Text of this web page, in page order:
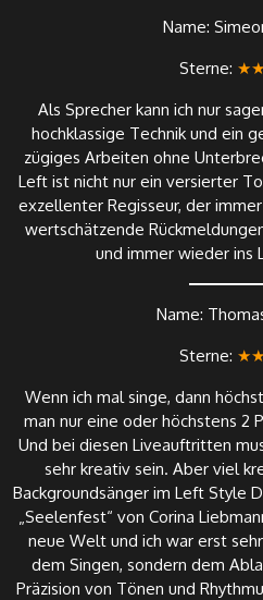
Name:
Sterne:
Als Sprecher kann ich nur
hochklassige Technik und ein
zügiges Arbeiten ohne
Left ist nicht nur ein versierter
exzellenter Regisseur, der
wertschätzende
und immer wieder ins
Name:
Sterne:
Wenn ich mal singe, dann
man nur eine oder höchstens 2
Und bei diesen Liveauftritten
sehr kreativ sein. Aber viel
Backgroundsänger im Left Style
„Seelenfest“ von Corina
neue Welt und ich war erst
dem Singen, sondern dem
Präzision von Tönen und